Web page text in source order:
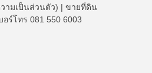
ามเป็นส่วนตัว) | ขายที่ดิน
อร์โทร 081 550 6003